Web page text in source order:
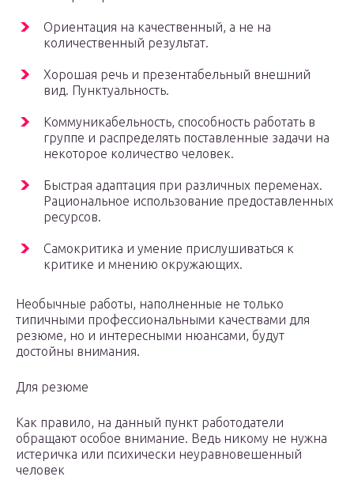
Ориентация на качественный, а не на
количественный результат.
Хорошая речь и презентабельный внешний
вид. Пунктуальность.
Коммуникабельность, способность работать в
группе и распределять поставленные задачи на
некоторое количество человек.
Быстрая адаптация при различных переменах.
Рациональное использование предоставленных
ресурсов.
Самокритика и умение прислушиваться к
критике и мнению окружающих.
Необычные работы, наполненные не только
типичными профессиональными качествами для
резюме, но и интересными нюансами, будут
достойны внимания.
Для резюме
Как правило, на данный пункт работодатели
обращают особое внимание. Ведь никому не нужна
истеричка или психически неуравновешенный
человек